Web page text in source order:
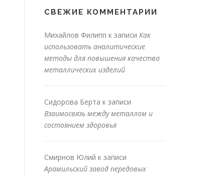
СВЕЖИЕ КОММЕНТАРИИ
Михайлов Филипп к записи Как
использовать аналитические
методы для повышения качества
металлических изделий
Сидорова Берта к записи
Взаимосвязь между металлом и
состоянием здоровья
Смирнов Юлий к записи
Арамильский завод передовых